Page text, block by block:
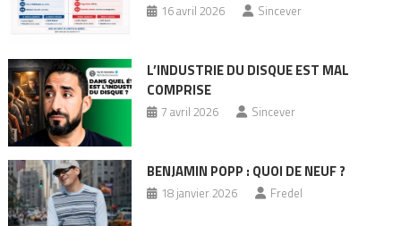
16 avril 2026 Sincever
L’INDUSTRIE DU DISQUE EST MAL
COMPRISE
7 avril 2026 Sincever
BENJAMIN POPP : QUOI DE NEUF ?
18 janvier 2026 Fredel